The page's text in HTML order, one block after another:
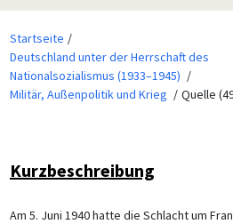
Startseite
Deutschland unter der Herrschaft des
Nationalsozialismus (1933–1945)
Militär, Außenpolitik und Krieg
Quelle
Kurzbeschreibung
Am 5. Juni 1940 hatte die Schlacht um